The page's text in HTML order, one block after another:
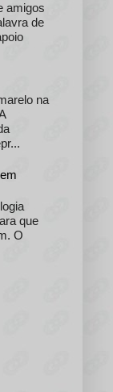
amigos
de
na
que
O